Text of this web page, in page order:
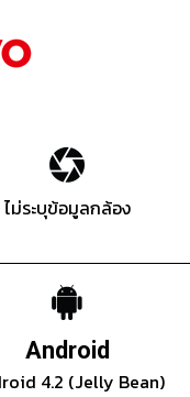
ไม่ระบุข้อมูลกล้อง
Android
4.2 (Jelly Bean)